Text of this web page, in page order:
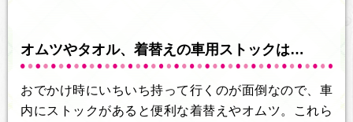
オムツやタオル、着替えの車用ストックは…
おでかけ時にいちいち持って行くのが面倒なので、車
内にストックがあると便利な着替えやオムツ。これら